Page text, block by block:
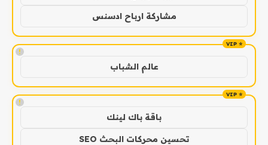
مشاركة ارباح ادسنس
!
عالم الشباب
!
باقة باك لينك
تحسين محركات البحث SEO